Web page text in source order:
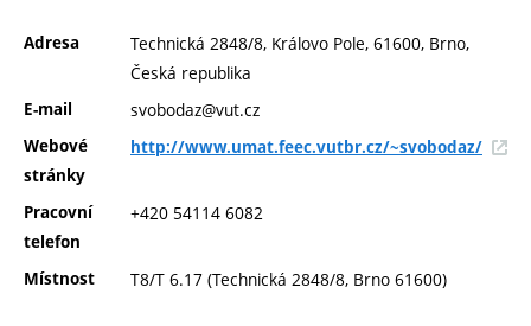
Adresa
Technická 2848/8, Královo Pole, 61600, Brno,
Česká republika
E-mail svobodaz@vut.cz
Webové
stránky
http://www.umat.feec.vutbr.cz/~svobodaz/
Pracovní
telefon
+420 54114 6082
Místnost T8/T 6.17 (Technická 2848/8, Brno 61600)